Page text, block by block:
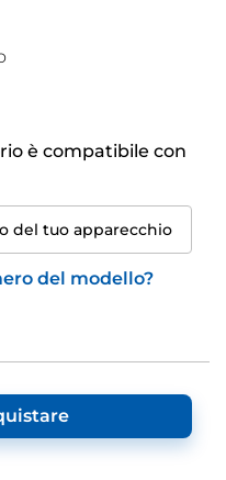
è compatibile con
del tuo apparecchio
del modello?